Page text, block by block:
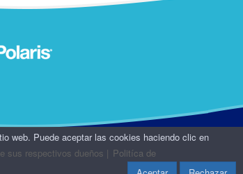
sus respectivos dueños | Politíca de
web. Puede aceptar las cookies haciendo clic en